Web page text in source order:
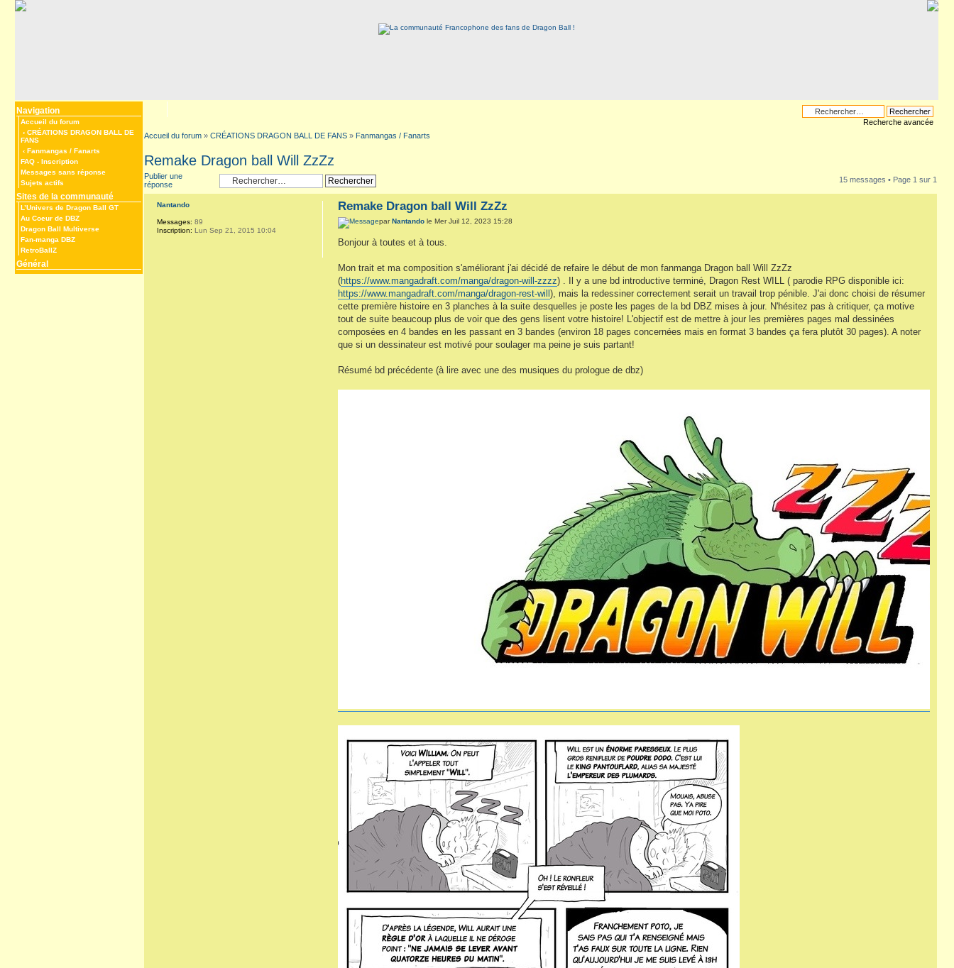
Navigation
Accueil du forum
‹ CRÉATIONS DRAGON BALL DE
FANS
‹ Fanmangas / Fanarts
FAQ - Inscription
Messages sans réponse
Sujets actifs
Sites de la communauté
L’Univers de Dragon Ball GT
Au Coeur de DBZ
Dragon Ball Multiverse
Fan-manga DBZ
RetroBallZ
Général
Recherche avancée
Accueil du forum » CRÉATIONS DRAGON BALL DE FANS » Fanmangas / Fanarts
Remake Dragon ball Will ZzZz
Publier une
réponse
15 messages • Page 1 sur 1
Remake Dragon ball Will ZzZz
parNantando le Mer Juil 12, 2023 15:28
Bonjour à toutes et à tous.
Mon trait et ma composition s'améliorant j'ai décidé de refaire le début de mon fanmanga Dragon ball Will ZzZz
(https://www.mangadraft.com/manga/dragon-will-zzzz) . Il y a une bd introductive terminé, Dragon Rest WILL ( parodie RPG disponible ici:
https://www.mangadraft.com/manga/dragon-rest-will), mais la redessiner correctement serait un travail trop pénible. J'ai donc choisi de résumer
cette première histoire en 3 planches à la suite desquelles je poste les pages de la bd DBZ mises à jour. N'hésitez pas à critiquer, ça motive
tout de suite beaucoup plus de voir que des gens lisent votre histoire! L'objectif est de mettre à jour les premières pages mal dessinées
composées en 4 bandes en les passant en 3 bandes (environ 18 pages concernées mais en format 3 bandes ça fera plutôt 30 pages). A noter
que si un dessinateur est motivé pour soulager ma peine je suis partant!
Résumé bd précédente (à lire avec une des musiques du prologue de dbz)
Nantando
Messages: 89
Inscription: Lun Sep 21, 2015 10:04